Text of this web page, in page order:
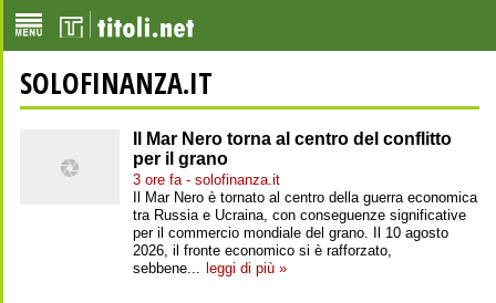
SOLOFINANZA.IT
Il Mar Nero torna al centro del conflitto
per il grano
3 ore fa - solofinanza.it
Il Mar Nero è tornato al centro della guerra economica
tra Russia e Ucraina, con conseguenze significative
per il commercio mondiale del grano. Il 10 agosto
2026, il fronte economico si è rafforzato,
sebbene... leggi di più »